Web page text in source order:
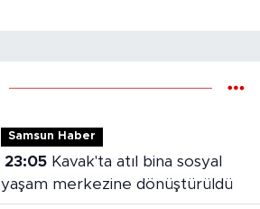
Samsun Haber
23:05Kavak'ta atıl bina sosyal
yaşam merkezine dönüştürüldü